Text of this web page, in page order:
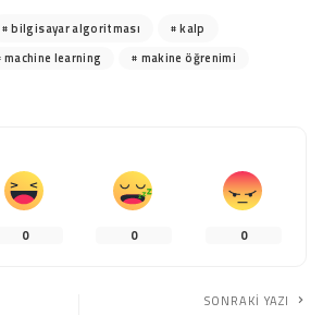
bilgisayar algoritması
kalp
machine learning
makine öğrenimi
0 0 0
SONRAKI YAZI